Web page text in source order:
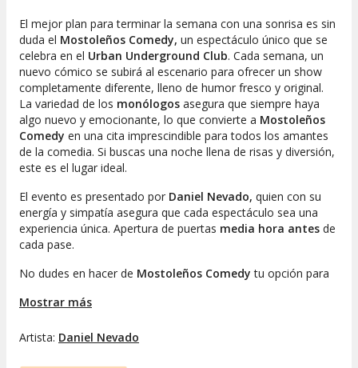
El mejor plan para terminar la semana con una sonrisa es sin
duda el Mostoleños Comedy, un espectáculo único que se
celebra en el Urban Underground Club. Cada semana, un
nuevo cómico se subirá al escenario para ofrecer un show
completamente diferente, lleno de humor fresco y original.
La variedad de los monólogos asegura que siempre haya
algo nuevo y emocionante, lo que convierte a Mostoleños
Comedy en una cita imprescindible para todos los amantes
de la comedia. Si buscas una noche llena de risas y diversión,
este es el lugar ideal.
El evento es presentado por Daniel Nevado, quien con su
energía y simpatía asegura que cada espectáculo sea una
experiencia única. Apertura de puertas media hora antes de
cada pase.
No dudes en hacer de Mostoleños Comedy tu opción para
Mostrar más
Artista: Daniel Nevado